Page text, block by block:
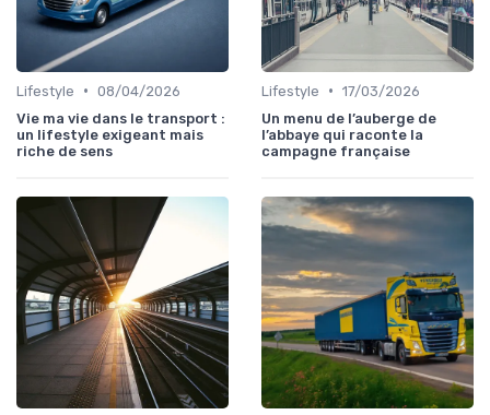
Lifestyle • 08/04/2026
Vie ma vie dans le transport :
un lifestyle exigeant mais
riche de sens
Lifestyle • 17/03/2026
Un menu de l’auberge de
l’abbaye qui raconte la
campagne française